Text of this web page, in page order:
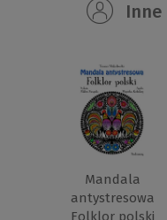
Mandala
antystresowa